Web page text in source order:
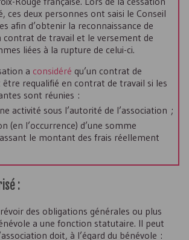
ces deux personnes ont saisi le Conseil
afin d’obtenir la reconnaissance de
contrat de travail et le versement de
liées à la rupture de celui-ci.
a considéré qu’un contrat de
requalifié en contrat de travail si les
sont réunies :
activité sous l’autorité de l’association ;
(en l’occurrence) d’une somme
le montant des frais réellement
:
des obligations générales ou plus
a une fonction statutaire. Il peut
doit, à l’égard du bénévole :